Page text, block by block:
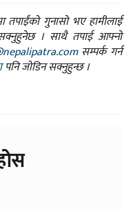
तपाईंको गुनासो भए हामीलाई
। साथै तपाई आफ्नो
सम्पर्क गर्न
पनि जोडिन सक्नुहुन्छ ।